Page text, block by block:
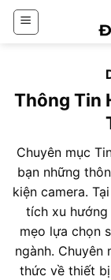
Chuyển
đến
Thông Tin
Chuyên mục
bạn những
kiện camera.
tích xu hướng
mẹo lựa chọn
ngành. Chuyên
thức về thiết